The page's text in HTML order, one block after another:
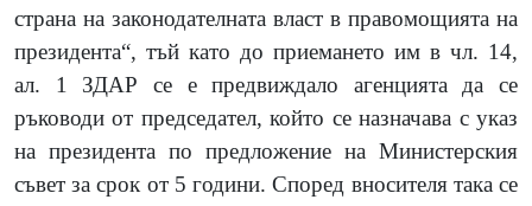
страна на законодателната власт в правомощията на
президента“, тъй като до приемането им в чл. 14,
ал. 1 ЗДАР се е предвиждало агенцията да се
ръководи от председател, който се назначава с указ
на президента по предложение на Министерския
съвет за срок от 5 години. Според вносителя така се